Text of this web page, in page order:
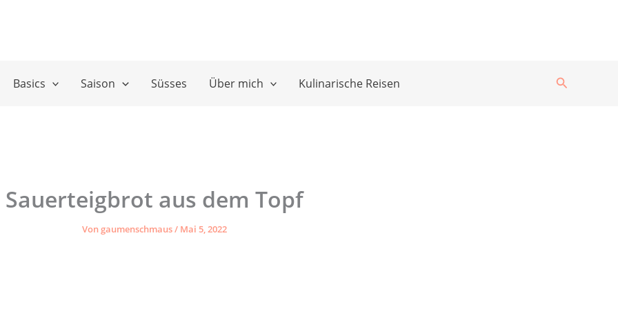
Basics Saison Süsses Über mich Kulinarische Reisen Suchen
Sauerteigbrot aus dem Topf
Vongaumenschmaus/ Mai 5, 2022